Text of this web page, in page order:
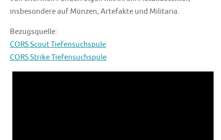
insbesondere auf Münzen, Artefakte und Militaria.
Bezugsquelle:
CORS Scout Tiefensuchspule
CORS Strike Tiefensuchspule